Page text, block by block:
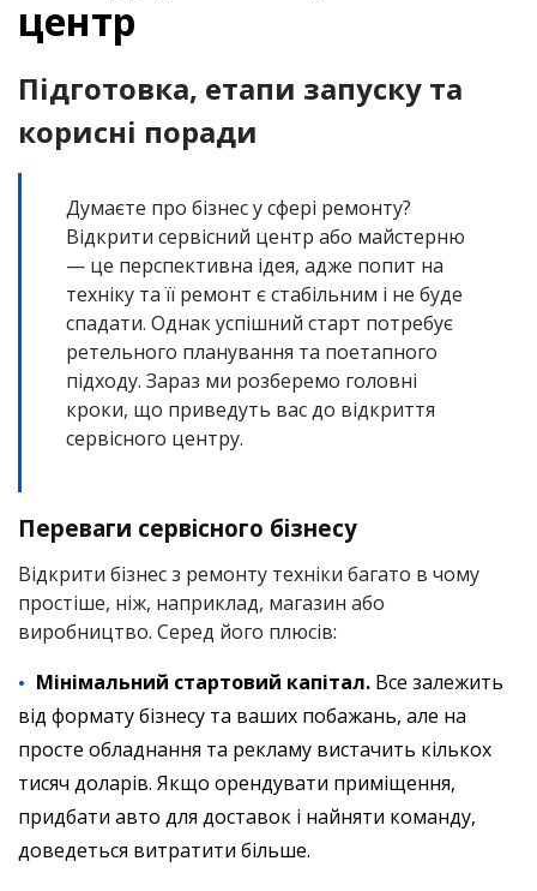
центр
Підготовка, етапи запуску та
корисні поради
Думаєте про бізнес у сфері ремонту?
Відкрити сервісний центр або майстерню
— це перспективна ідея, адже попит на
техніку та її ремонт є стабільним і не буде
спадати. Однак успішний старт потребує
ретельного планування та поетапного
підходу. Зараз ми розберемо головні
кроки, що приведуть вас до відкриття
сервісного центру.
Переваги сервісного бізнесу
Відкрити бізнес з ремонту техніки багато в чому
простіше, ніж, наприклад, магазин або
виробництво. Серед його плюсів:
Мінімальний стартовий капітал. Все залежить
від формату бізнесу та ваших побажань, але на
просте обладнання та рекламу вистачить кількох
тисяч доларів. Якщо орендувати приміщення,
придбати авто для доставок і найняти команду,
доведеться витратити більше.